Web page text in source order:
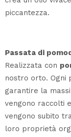
piccantezza.
Passata di
Realizzata con
nostro orto. Ogni
garantire la
vengono raccolti
vengono subito
loro proprietà